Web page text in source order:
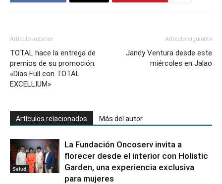
Artículo anterior
TOTAL hace la entrega de
premios de su promoción:
«Días Full con TOTAL
EXCELLIUM»
Artículo siguiente
Jandy Ventura desde este
miércoles en Jalao
Artículos relacionados Más del autor
Salud
La Fundación Oncoserv invita a
florecer desde el interior con Holistic
Garden, una experiencia exclusiva
para mujeres